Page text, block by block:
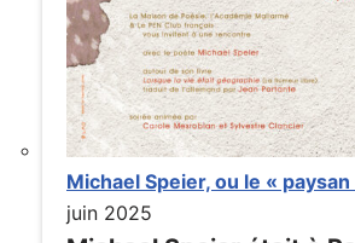
Michael Speier, ou le «
juin 2025